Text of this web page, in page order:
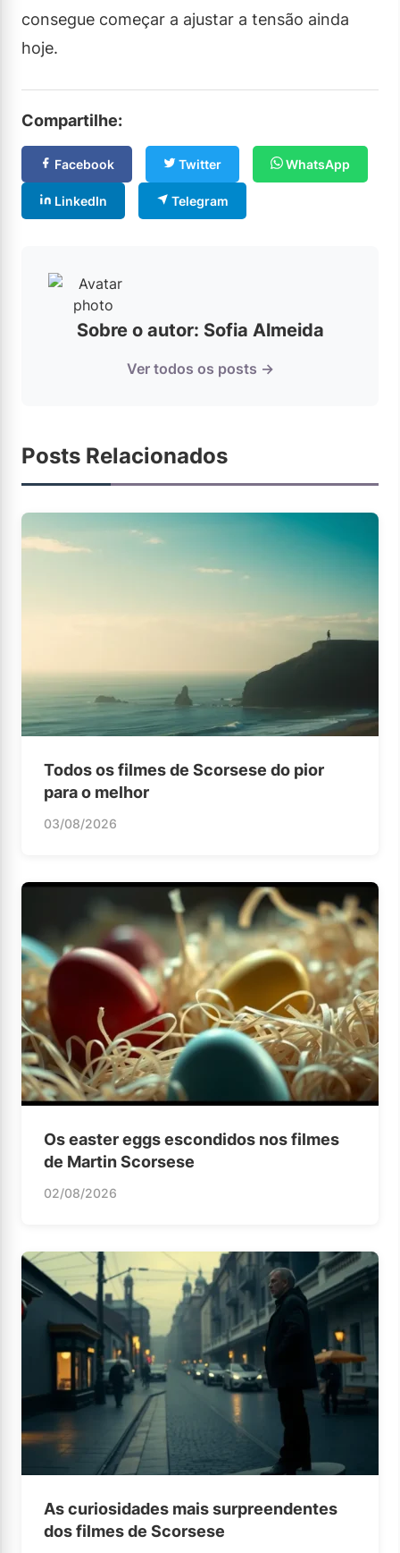
consegue começar a ajustar a tensão ainda
hoje.
Compartilhe:
Facebook Twitter WhatsApp
LinkedIn Telegram
Sobre o autor: Sofia Almeida
Ver todos os posts →
Posts Relacionados
Todos os filmes de Scorsese do pior
para o melhor
03/08/2026
Os easter eggs escondidos nos filmes
de Martin Scorsese
02/08/2026
As curiosidades mais surpreendentes
dos filmes de Scorsese